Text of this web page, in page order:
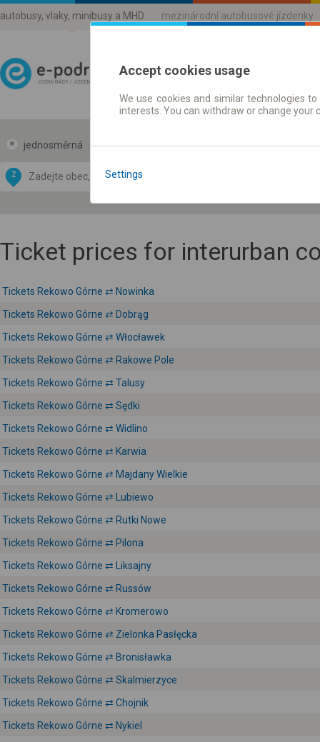
autobusy, vlaky, minibusy a MHD mezinárodní autobusové jízdenky
Jízdni řády a jízdenky
jednosměrná zpáteční
Z
by
OpenStreetMap
Ticket prices for interurban
Tickets Rekowo Górne ⇄ Nowinka
Tickets Rekowo Górne ⇄ Dobrąg
Tickets Rekowo Górne ⇄ Włocławek
Tickets Rekowo Górne ⇄ Rakowe Pole
Tickets Rekowo Górne ⇄ Talusy
Tickets Rekowo Górne ⇄ Sędki
Tickets Rekowo Górne ⇄ Widlino
Tickets Rekowo Górne ⇄ Karwia
Tickets Rekowo Górne ⇄ Majdany Wielkie
Tickets Rekowo Górne ⇄ Lubiewo
Tickets Rekowo Górne ⇄ Rutki Nowe
Tickets Rekowo Górne ⇄ Pilona
Tickets Rekowo Górne ⇄ Liksajny
Tickets Rekowo Górne ⇄ Russów
Tickets Rekowo Górne ⇄ Kromerowo
Tickets Rekowo Górne ⇄ Zielonka Pasłęcka
Tickets Rekowo Górne ⇄ Bronisławka
Tickets Rekowo Górne ⇄ Skalmierzyce
Tickets Rekowo Górne ⇄ Chojnik
Tickets Rekowo Górne ⇄ Nykiel
Accept cookies usage
We use cookies and similar technologies
interests. You can withdraw or change
Settings